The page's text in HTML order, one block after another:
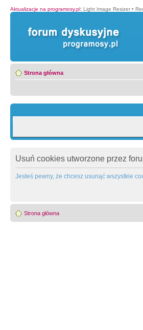
Aktualizacje na programosy.pl: Light Image Resizer •
Strona główna
Usuń cookies utworzone przez
Jesteś pewny, że chcesz usunąć wszystkie
Strona główna